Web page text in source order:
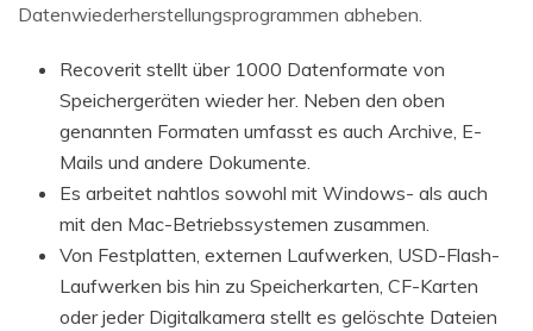
Datenwiederherstellungsprogrammen abheben.
Recoverit stellt über 1000 Datenformate von
Speichergeräten wieder her. Neben den oben
genannten Formaten umfasst es auch Archive, E-
Mails und andere Dokumente.
Es arbeitet nahtlos sowohl mit Windows- als auch
mit den Mac-Betriebssystemen zusammen.
Von Festplatten, externen Laufwerken, USD-Flash-
Laufwerken bis hin zu Speicherkarten, CF-Karten
oder jeder Digitalkamera stellt es gelöschte Dateien